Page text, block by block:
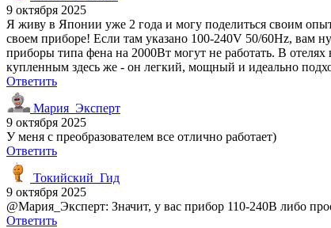
9 октября 2025
Я живу в Японии уже 2 года и могу поделиться своим
своем приборе! Если там указано 100-240V 50/60Hz, вам
приборы типа фена на 2000Вт могут не работать. В
купленным здесь же - он легкий, мощный и идеально
Ответить
Мария_Эксперт
9 октября 2025
У меня с преобразователем все отлично работает)
Ответить
Токийский_Гид
9 октября 2025
@Мария_Эксперт: Значит, у вас прибор 110-240В либо
Ответить